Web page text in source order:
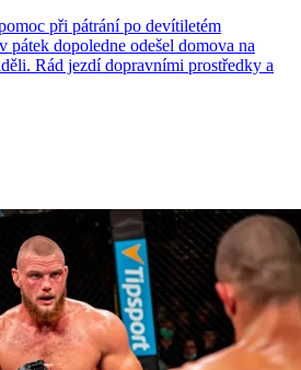
při pátrání po devítiletém
pátek dopoledne odešel domova na
Rád jezdí dopravními prostředky a